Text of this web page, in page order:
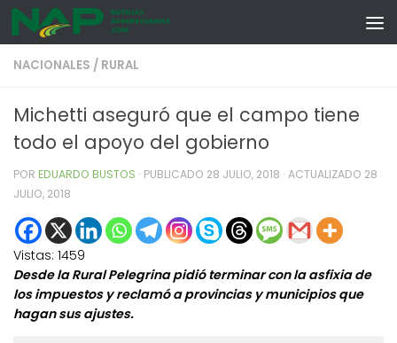
Skip to content
NACIONALES / RURAL
Michetti aseguró que el campo tiene
todo el apoyo del gobierno
POR EDUARDO BUSTOS · PUBLICADO 28 JULIO, 2018 · ACTUALIZADO 28
JULIO, 2018
Vistas: 1459
Desde la Rural Pelegrina pidió terminar con la asfixia de
los impuestos y reclamó a provincias y municipios que
hagan sus ajustes.